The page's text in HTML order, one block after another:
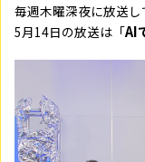
毎週木曜深夜に放送
5月14日の放送は「AI